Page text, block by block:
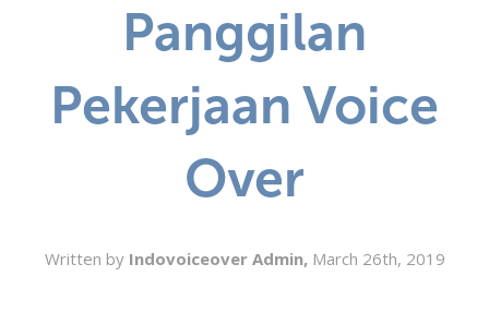
CONTACT US
Panggilan
Pekerjaan Voice
Over
Written by Indovoiceover Admin, March 26th, 2019